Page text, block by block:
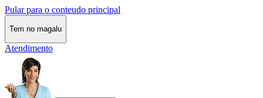
Pular para o conteudo principal
Tem no magalu
Atendimento